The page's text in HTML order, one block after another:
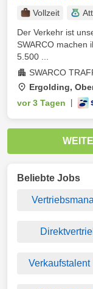
Vollzeit
Der Verkehr ist
SWARCO machen
5.500 ...
SWARCO
Ergolding,
vor 3 Tagen
Beliebte Jobs
Verkaufstalent